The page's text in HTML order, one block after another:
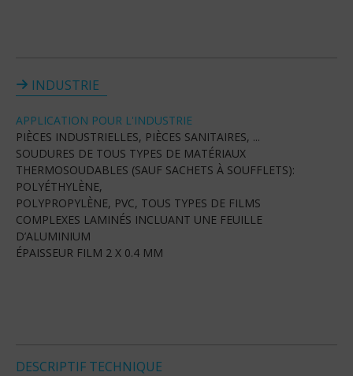
INDUSTRIE
APPLICATION POUR L'INDUSTRIE
PIÈCES INDUSTRIELLES, PIÈCES SANITAIRES, ...
SOUDURES DE TOUS TYPES DE MATÉRIAUX
THERMOSOUDABLES (SAUF SACHETS À SOUFFLETS):
POLYÉTHYLÈNE,
POLYPROPYLÈNE, PVC, TOUS TYPES DE FILMS
COMPLEXES LAMINÉS INCLUANT UNE FEUILLE
D’ALUMINIUM
ÉPAISSEUR FILM 2 X 0.4 MM
DESCRIPTIF TECHNIQUE